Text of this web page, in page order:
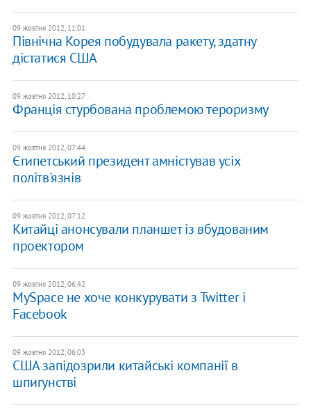
09 жовтня 2012, 11:01
Північна Корея побудувала ракету, здатну
дістатися США
09 жовтня 2012, 10:27
Франція стурбована проблемою тероризму
09 жовтня 2012, 07:44
Єгипетський президент амністував усіх
політв'язнів
09 жовтня 2012, 07:12
Китайці анонсували планшет із вбудованим
проектором
09 жовтня 2012, 06:42
MySpace не хоче конкурувати з Twitter і
Facebook
09 жовтня 2012, 06:03
США запідозрили китайські компанії в
шпигунстві